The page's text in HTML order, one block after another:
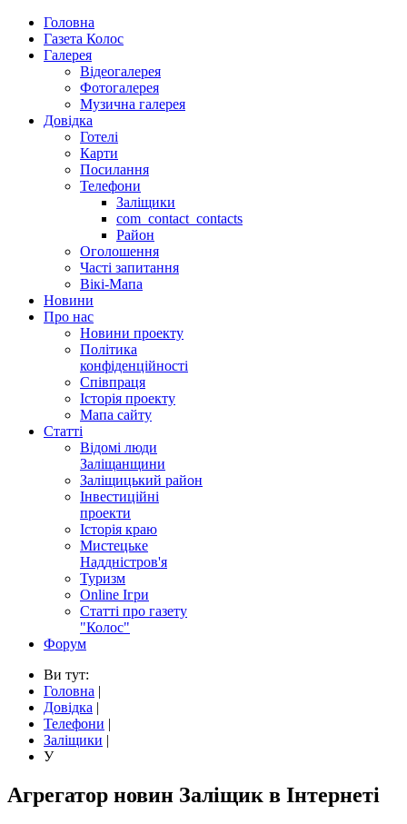
Головна
Газета Колос
Галерея
Відеогалерея
Фотогалерея
Музична галерея
Довідка
Готелі
Карти
Посилання
Телефони
Заліщики
com_contact_contacts
Район
Оголошення
Часті запитання
Вікі-Мапа
Новини
Про нас
Новини проекту
Політика
конфіденційності
Співпраця
Історія проекту
Мапа сайту
Статті
Відомі люди
Заліщанщини
Заліщицький район
Інвестиційні
проекти
Історія краю
Мистецьке
Наддністров'я
Туризм
Online Ігри
Статті про газету
"Колос"
Форум
Ви тут:
Головна |
Довідка |
Телефони |
Заліщики |
У
Агрегатор новин Заліщик в Інтернеті